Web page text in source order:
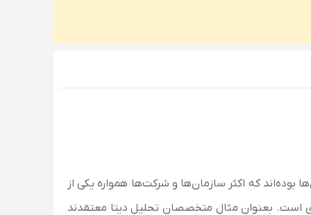
بوده‌اند که اکثر سازمان‌ها و شرکت‌ها همواره یکی از
است. بعنوان مثال متخصصان تحلیل دیتا معتقدند